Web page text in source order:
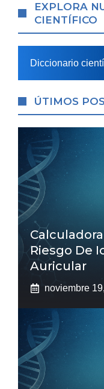
EXPLORA
CIENTÍFICO
Diccionario
ÚTIMOS
Riesgo De
Auricular
noviembre